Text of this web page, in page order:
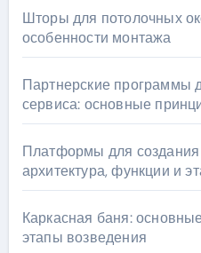
Шторы для потолочных
особенности монтажа
Партнерские программы
сервиса: основные
Платформы для
архитектура, функции и
Каркасная баня:
этапы возведения